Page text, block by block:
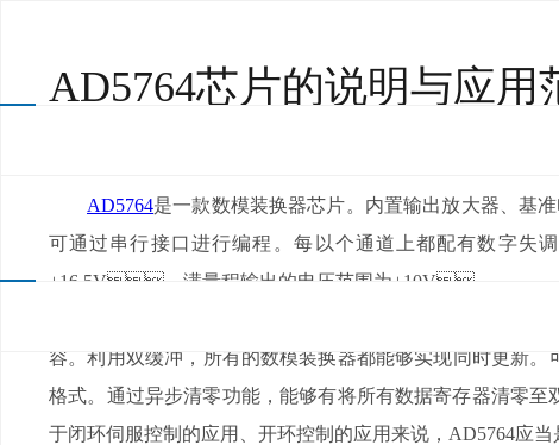
AD5764芯片的说明与应用
AD5764是一款数模装换器芯片。内置输出放大器、基准
可通过串行接口进行编程。每以个通道上都配有数字失
±16.5V。满量程输出的电压范围为±10V。
容。利用双缓冲，所有的数模装换器都能够实现同时更
格式。通过异步清零功能，能够有将所有数据寄存器清零至
于闭环伺服控制的应用、开环控制的应用来说，AD5764应当是